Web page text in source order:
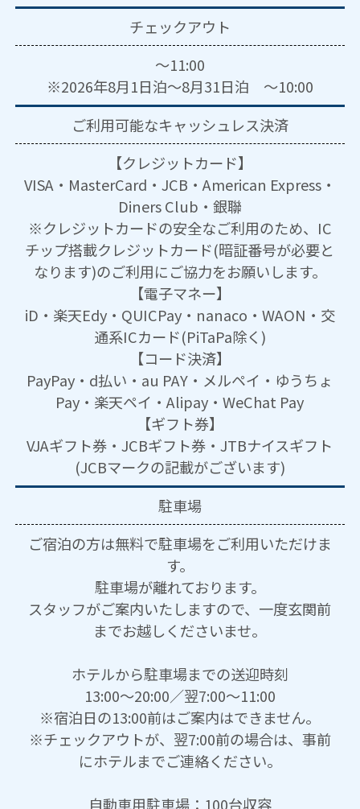
チェックアウト
～11:00
※2026年8月1日泊～8月31日泊 ～10:00
ご利用可能なキャッシュレス決済
【クレジットカード】
VISA・MasterCard・JCB・American Express・
Diners Club・銀聯
※クレジットカードの安全なご利用のため、IC
チップ搭載クレジットカード(暗証番号が必要と
なります)のご利用にご協力をお願いします。
【電子マネー】
iD・楽天Edy・QUICPay・nanaco・WAON・交
通系ICカード(PiTaPa除く)
【コード決済】
PayPay・d払い・au PAY・メルペイ・ゆうちょ
Pay・楽天ペイ・Alipay・WeChat Pay
【ギフト券】
VJAギフト券・JCBギフト券・JTBナイスギフト
(JCBマークの記載がございます)
駐車場
ご宿泊の方は無料で駐車場をご利用いただけま
す。
駐車場が離れております。
スタッフがご案内いたしますので、一度玄関前
までお越しくださいませ。
ホテルから駐車場までの送迎時刻
13:00～20:00／翌7:00～11:00
※宿泊日の13:00前はご案内はできません。
※チェックアウトが、翌7:00前の場合は、事前
にホテルまでご連絡ください。
自動車用駐車場：100台収容